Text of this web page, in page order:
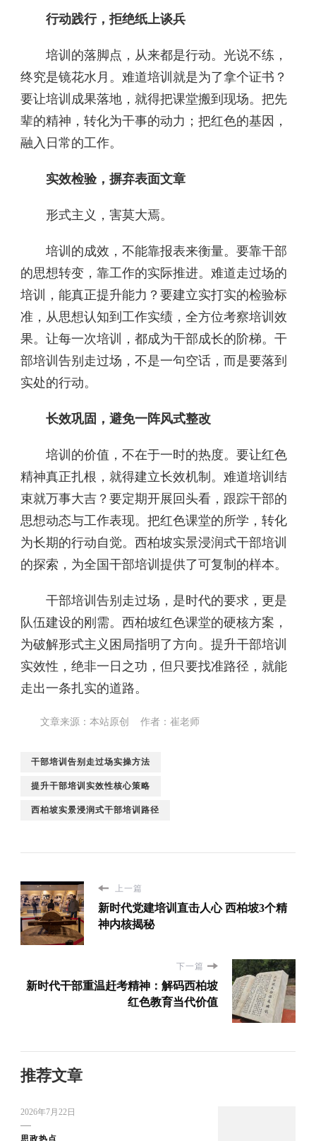
行动践行，拒绝纸上谈兵
培训的落脚点，从来都是行动。光说不练，
终究是镜花水月。难道培训就是为了拿个证书？
要让培训成果落地，就得把课堂搬到现场。把先
辈的精神，转化为干事的动力；把红色的基因，
融入日常的工作。
实效检验，摒弃表面文章
形式主义，害莫大焉。
培训的成效，不能靠报表来衡量。要靠干部
的思想转变，靠工作的实际推进。难道走过场的
培训，能真正提升能力？要建立实打实的检验标
准，从思想认知到工作实绩，全方位考察培训效
果。让每一次培训，都成为干部成长的阶梯。干
部培训告别走过场，不是一句空话，而是要落到
实处的行动。
长效巩固，避免一阵风式整改
培训的价值，不在于一时的热度。要让红色
精神真正扎根，就得建立长效机制。难道培训结
束就万事大吉？要定期开展回头看，跟踪干部的
思想动态与工作表现。把红色课堂的所学，转化
为长期的行动自觉。西柏坡实景浸润式干部培训
的探索，为全国干部培训提供了可复制的样本。
干部培训告别走过场，是时代的要求，更是
队伍建设的刚需。西柏坡红色课堂的硬核方案，
为破解形式主义困局指明了方向。提升干部培训
实效性，绝非一日之功，但只要找准路径，就能
走出一条扎实的道路。
文章来源：本站原创 作者：崔老师
干部培训告别走过场实操方法
提升干部培训实效性核心策略
西柏坡实景浸润式干部培训路径
上一篇
新时代党建培训直击人心 西柏坡3个精
神内核揭秘
下一篇
新时代干部重温赶考精神：解码西柏坡
红色教育当代价值
推荐文章
2026年7月22日
思政热点